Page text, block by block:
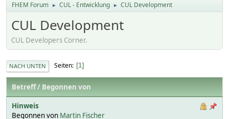
FHEM Forum ► CUL - Entwicklung ► CUL Development
CUL Development
CUL Developers Corner.
NACH UNTEN Seiten 1
Betreff/ Begonnen von
Hinweis
Begonnen von Martin Fischer